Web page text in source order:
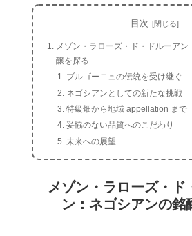
目次
メゾン・ラローズ・ド・ドルーアン
醸を探る
ブルゴーニュの伝統を受け継ぐ
ネゴシアンとしての新たな挑戦
特級畑から地域 appellation まで
妥協のない品質へのこだわり
未来への展望
メゾン・ラローズ・ド
ン：ネゴシアンの銘